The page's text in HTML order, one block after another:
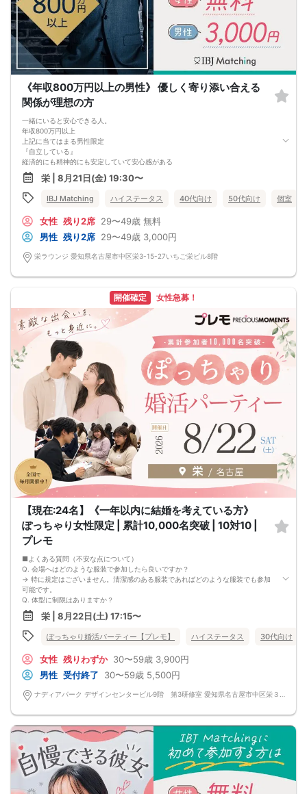
《年収800万円以上の男性》 優しく寄り添い合える
関係が理想の方
一緒にいると安心できる人。
年収800万円以上
上記に当てはまる男性限定
『自立している』
経済的にも精神的にも安定していて安心感がある
『優しく寄り添える』
言葉遣いや口調が穏やかで安心感がある人がいい
将来を見据えて
お付き合いできるお相手と出会いませんか？
栄 | 8月21日(金) 19:30〜
IBJ Matching ハイステータス 40代向け 50代向け 個室
女性 残り2席 29〜49歳 無料
男性 残り2席 29〜49歳 3,000円
栄ラウンジ 愛知県名古屋市中区栄3-15-27いちご栄ビル8階
開催確定 女性急募！
【現在:24名】《一年以内に結婚を考えている方》
ぽっちゃり女性限定 | 累計10,000名突破 | 10対10 |
プレモ
■よくある質問（不安な点について）
Q. 会場へはどのような服装で参加したら良いですか？
→ 特に規定はございません。清潔感のある服装であればどのような服装でも参加
可能です。
Q. 体型に制限はありますか？
→体重制限などの規定はございません。
女性の方は「ぽっちゃりという自覚」がある独身の方であれば、
どなたでもご参加いただけます。
Q. 再婚希望やシングルマザーでも参加できますか？
Q. どんなパーティーですか？
→ 大規模ならではの自然な出会いが魅力で、駅近の豪華会場にてゆったり交流を
お楽しみいただけます。
高身長男性のご参加も毎回多数いらっしゃいますので、理想の出会いを探したい
方にもおすすめです。
早めにご到着されることをお勧めいたします。
Q. 外国人でも参加できますか？
→ 参加実績があります。
Q. どのような人が参加しているのですか？
→ 男性は公務員・医師・警察官・自衛隊員・消防士など様々な職種の方がご参加
されています。
栄 | 8月22日(土) 17:15〜
ぽっちゃり婚活パーティー【プレモ】 ハイステータス 30代向け
女性 残りわずか 30〜59歳 3,900円
男性 受付終了 30〜59歳 5,500円